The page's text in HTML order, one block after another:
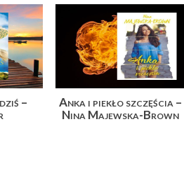
–
Anka i piekło szczęścia –
Nina Majewska-Brown